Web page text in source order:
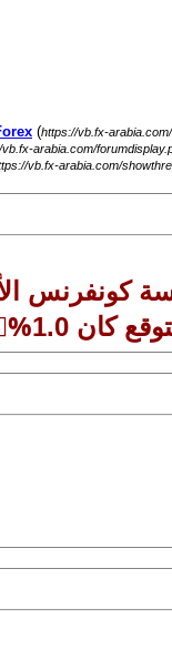
(https://vb.fx-
arabia.com/
vb.fx-arabia.com/
كونفرنس